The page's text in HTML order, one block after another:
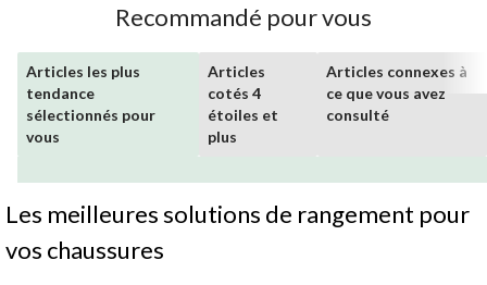
Recommandé pour vous
Articles les plus
tendance
sélectionnés pour
vous
Articles
cotés 4
étoiles et
plus
Articles connexes à
ce que vous avez
consulté
Les meilleures solutions de rangement pour
vos chaussures